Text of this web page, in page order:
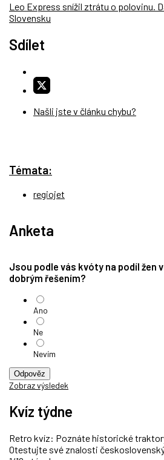
Leo Express snížil ztrátu o polovinu.
Slovensku
Sdílet
Našli jste v článku chybu?
Témata:
regiojet
Anketa
Jsou podle vás kvóty na podíl žen
dobrým řešením?
Ano
Ne
Nevím
Odpověz
Zobraz výsledek
Kvíz týdne
Retro kvíz: Poznáte historické
Otestujte své znalosti